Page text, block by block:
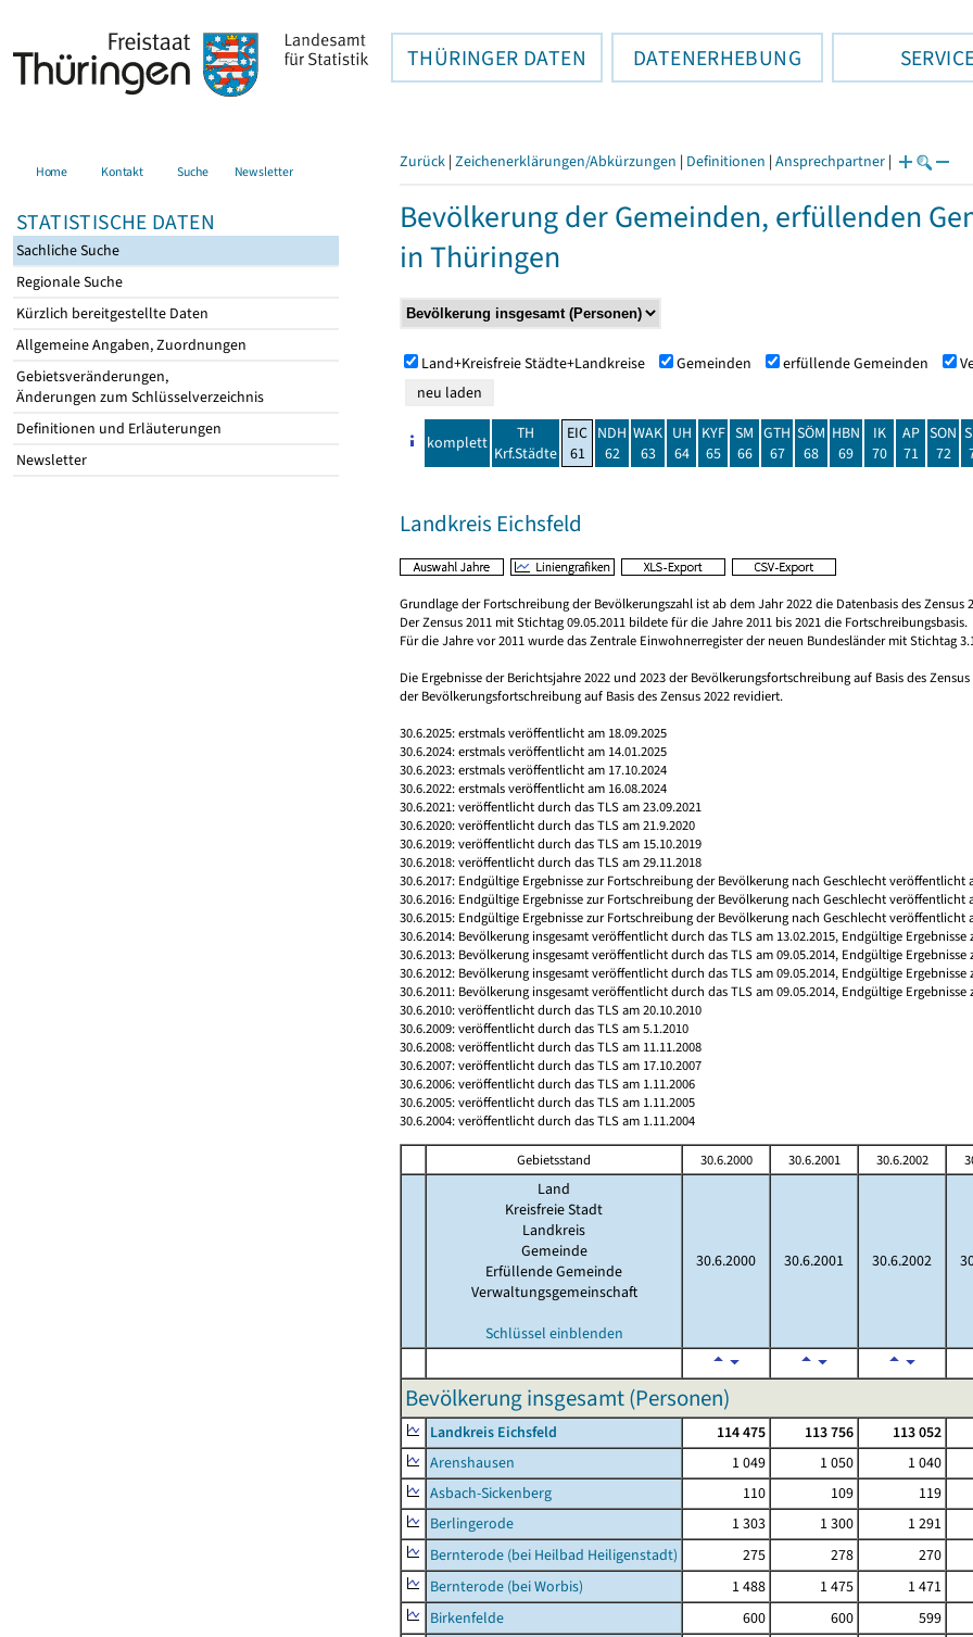
THÜRINGER DATEN DATENERHEBUNG
Home Kontakt Suche Newsletter
STATISTISCHE DATEN
Sachliche Suche
Regionale Suche
Kürzlich bereitgestellte Daten
Allgemeine Angaben, Zuordnungen
Gebietsveränderungen,
Änderungen zum Schlüsselverzeichnis
Definitionen und Erläuterungen
Newsletter
Zurück | Zeichenerklärungen/Abkürzungen | Definitionen | Ansprechpartner |
Bevölkerung der Gemeinden, erfüllenden
in Thüringen
Land+Kreisfreie Städte+Landkreise Gemeinden erfüllende Gemeinden
komplett
TH
Krf.Städte
EIC
61
NDH
62
WAK
63
UH
64
KYF
65
SM
66
GTH
67
SÖM
68
HBN
69
IK
70
AP
71
SON
72
Landkreis Eichsfeld
Grundlage der Fortschreibung der Bevölkerungszahl ist ab dem Jahr 2022 die Datenbasis des Zensus
Der Zensus 2011 mit Stichtag 09.05.2011 bildete für die Jahre 2011 bis 2021 die Fortschreibungsbasis.
Für die Jahre vor 2011 wurde das Zentrale Einwohnerregister der neuen Bundesländer mit Stichtag
Die Ergebnisse der Berichtsjahre 2022 und 2023 der Bevölkerungsfortschreibung auf Basis des
der Bevölkerungsfortschreibung auf Basis des Zensus 2022 revidiert.
30.6.2025: erstmals veröffentlicht am 18.09.2025
30.6.2024: erstmals veröffentlicht am 14.01.2025
30.6.2023: erstmals veröffentlicht am 17.10.2024
30.6.2022: erstmals veröffentlicht am 16.08.2024
30.6.2021: veröffentlicht durch das TLS am 23.09.2021
30.6.2020: veröffentlicht durch das TLS am 21.9.2020
30.6.2019: veröffentlicht durch das TLS am 15.10.2019
30.6.2018: veröffentlicht durch das TLS am 29.11.2018
30.6.2017: Endgültige Ergebnisse zur Fortschreibung der Bevölkerung nach Geschlecht veröffentlicht
30.6.2016: Endgültige Ergebnisse zur Fortschreibung der Bevölkerung nach Geschlecht
30.6.2015: Endgültige Ergebnisse zur Fortschreibung der Bevölkerung nach Geschlecht veröffentlicht
30.6.2014: Bevölkerung insgesamt veröffentlicht durch das TLS am 13.02.2015, Endgültige
30.6.2013: Bevölkerung insgesamt veröffentlicht durch das TLS am 09.05.2014, Endgültige
30.6.2012: Bevölkerung insgesamt veröffentlicht durch das TLS am 09.05.2014, Endgültige
30.6.2011: Bevölkerung insgesamt veröffentlicht durch das TLS am 09.05.2014, Endgültige
30.6.2010: veröffentlicht durch das TLS am 20.10.2010
30.6.2009: veröffentlicht durch das TLS am 5.1.2010
30.6.2008: veröffentlicht durch das TLS am 11.11.2008
30.6.2007: veröffentlicht durch das TLS am 17.10.2007
30.6.2006: veröffentlicht durch das TLS am 1.11.2006
30.6.2005: veröffentlicht durch das TLS am 1.11.2005
30.6.2004: veröffentlicht durch das TLS am 1.11.2004
Gebietsstand 30.6.2000 30.6.2001 30.6.2002
Land
Kreisfreie Stadt
Landkreis
Gemeinde
Erfüllende Gemeinde
Verwaltungsgemeinschaft
Schlüssel einblenden
30.6.2000 30.6.2001 30.6.2002
Bevölkerung insgesamt (Personen)
Landkreis Eichsfeld 114 475 113 756 113 052
Arenshausen
1 049 1 050 1 040
Asbach-Sickenberg
110 109 119
Berlingerode
1 303 1 300 1 291
Bernterode (bei Heilbad Heiligenstadt)
275 278 270
Bernterode (bei Worbis)
1 488 1 475 1 471
Birkenfelde
600 600 599